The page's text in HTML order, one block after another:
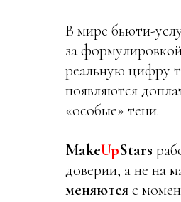
В мире бьюти-
за
реальную цифру
появляются
«особые» тени.
MakeUpStars
доверии, а не на
меняютсяс